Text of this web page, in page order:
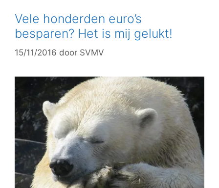
Vele honderden euro’s
besparen? Het is mij gelukt!
15/11/2016 door SVMV